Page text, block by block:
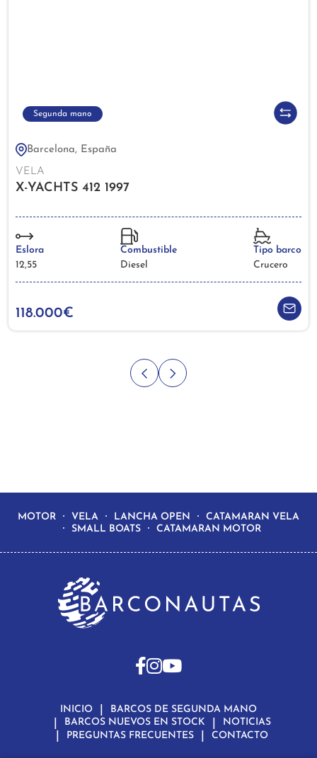
Segunda mano
Barcelona, España
VELA
X-YACHTS 412 1997
Eslora
12,55
Combustible
Diesel
Tipo barco
Crucero
118.000€
MOTOR VELA LANCHA OPEN
CATAMARAN VELA
SMALL BOATS
CATAMARAN MOTOR
INICIO
BARCOS DE SEGUNDA MANO
BARCOS NUEVOS EN STOCK
NOTICIAS
PREGUNTAS FRECUENTES
CONTACTO